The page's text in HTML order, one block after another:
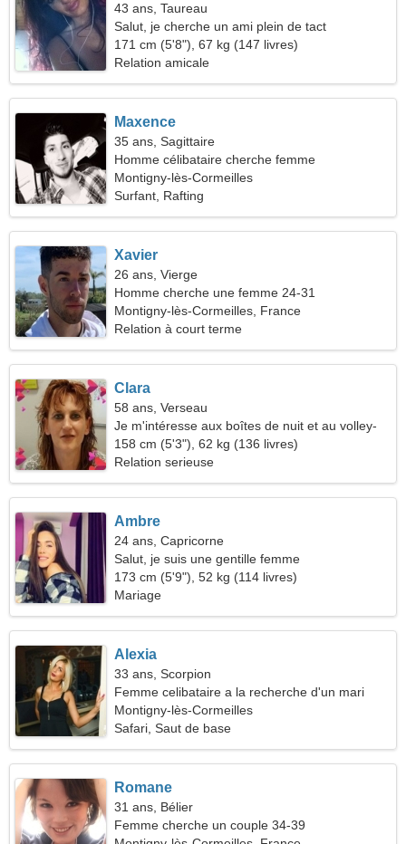
43 ans, Taureau
Salut, je cherche un ami plein de tact
171 cm (5'8"), 67 kg (147 livres)
Relation amicale
Maxence
35 ans, Sagittaire
Homme célibataire cherche femme
Montigny-lès-Cormeilles
Surfant, Rafting
Xavier
26 ans, Vierge
Homme cherche une femme 24-31
Montigny-lès-Cormeilles, France
Relation à court terme
Clara
58 ans, Verseau
Je m'intéresse aux boîtes de nuit et au volley-
ball
158 cm (5'3"), 62 kg (136 livres)
Relation serieuse
Ambre
24 ans, Capricorne
Salut, je suis une gentille femme
173 cm (5'9"), 52 kg (114 livres)
Mariage
Alexia
33 ans, Scorpion
Femme celibataire a la recherche d'un mari
Montigny-lès-Cormeilles
Safari, Saut de base
Romane
31 ans, Bélier
Femme cherche un couple 34-39